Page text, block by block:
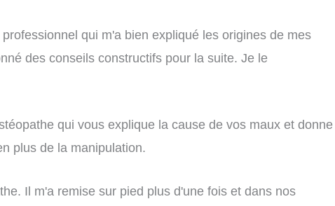
qui m'a bien expliqué les origines de mes
des conseils constructifs pour la suite. Je le
qui vous explique la cause de vos maux et donne
plus de la manipulation.
Il m'a remise sur pied plus d'une fois et dans nos